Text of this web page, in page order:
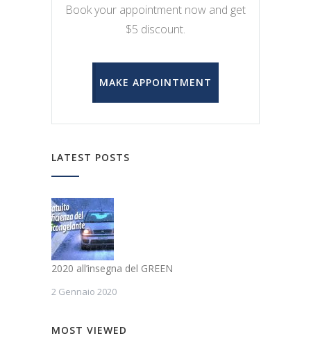
Book your appointment now and get
$5 discount.
MAKE APPOINTMENT
LATEST POSTS
2020 all’insegna del GREEN
2 Gennaio 2020
MOST VIEWED